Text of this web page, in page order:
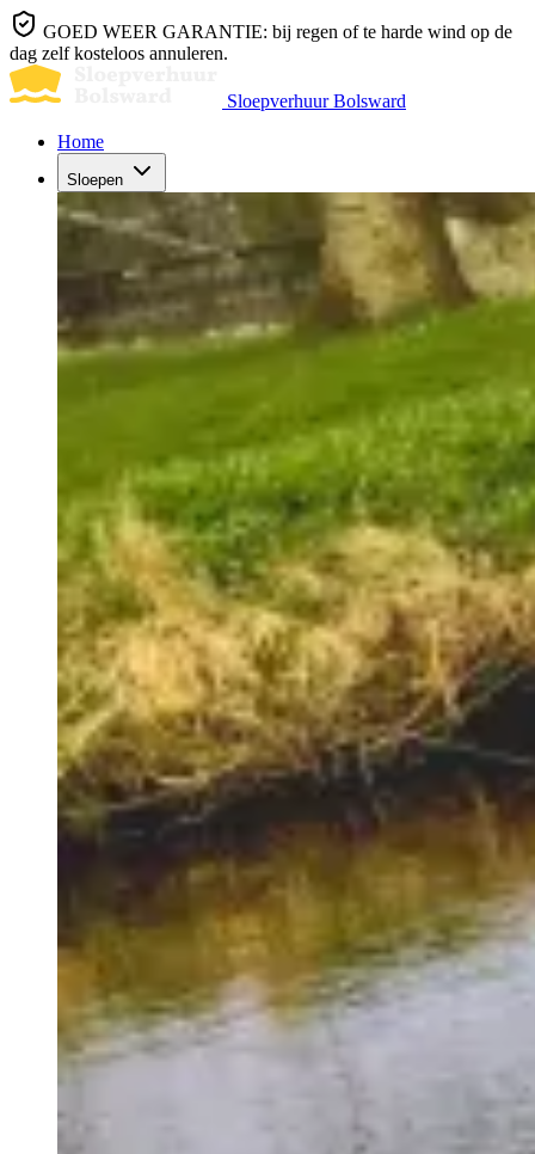
GOED WEER GARANTIE: bij regen of te harde wind op de
dag zelf kosteloos annuleren.
Sloepverhuur Bolsward
Home
Sloepen